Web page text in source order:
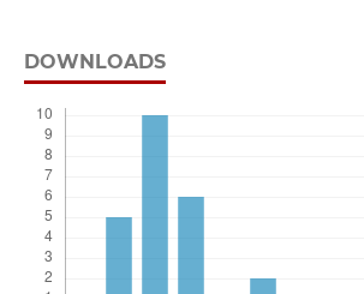
DOWNLOADS